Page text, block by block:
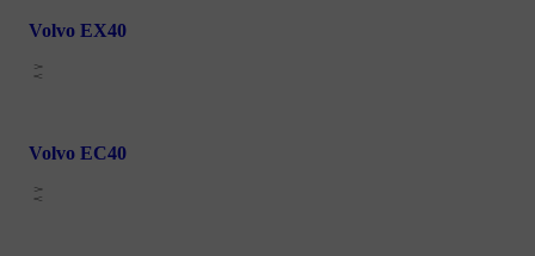
Volvo EX40
Volvo EC40